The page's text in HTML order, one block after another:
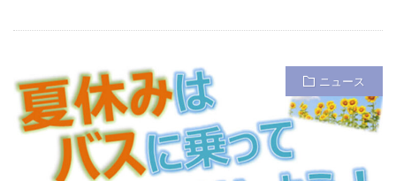
ニュース